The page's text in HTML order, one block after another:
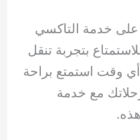
على خدمة التاكسي
بتجربة تنقل
وقت استمتع براحة
مع خدمة